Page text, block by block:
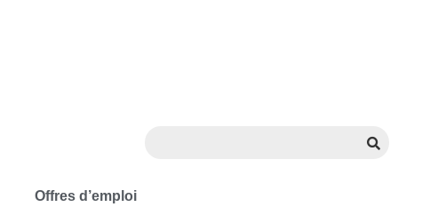
Offres d’emploi